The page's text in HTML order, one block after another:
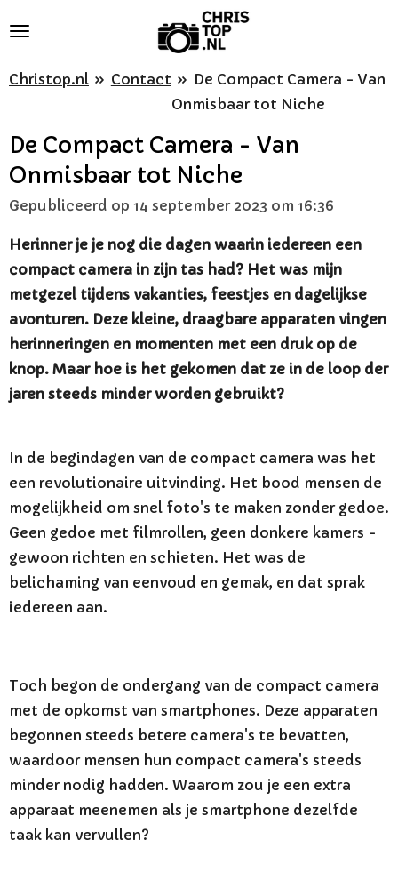
naar
Christop.nl » Contact » De Compact Camera - Van
Onmisbaar tot Niche
De Compact Camera - Van
Onmisbaar tot Niche
Gepubliceerd op 14 september 2023 om 16:36
Herinner je je nog die dagen waarin iedereen een
compact camera in zijn tas had? Het was mijn
metgezel tijdens vakanties, feestjes en dagelijkse
avonturen. Deze kleine, draagbare apparaten vingen
herinneringen en momenten met een druk op de
knop. Maar hoe is het gekomen dat ze in de loop der
jaren steeds minder worden gebruikt?
In de begindagen van de compact camera was het
een revolutionaire uitvinding. Het bood mensen de
mogelijkheid om snel foto's te maken zonder gedoe.
Geen gedoe met filmrollen, geen donkere kamers -
gewoon richten en schieten. Het was de
belichaming van eenvoud en gemak, en dat sprak
iedereen aan.
Toch begon de ondergang van de compact camera
met de opkomst van smartphones. Deze apparaten
begonnen steeds betere camera's te bevatten,
waardoor mensen hun compact camera's steeds
minder nodig hadden. Waarom zou je een extra
apparaat meenemen als je smartphone dezelfde
taak kan vervullen?